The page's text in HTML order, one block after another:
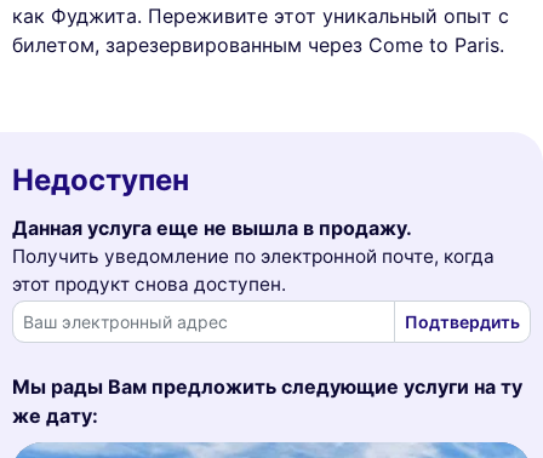
как Фуджита. Переживите этот уникальный опыт с
билетом, зарезервированным через Come to Paris.
Недоступен
Данная услуга еще не вышла в продажу.
Получить уведомление по электронной почте, когда
этот продукт снова доступен.
Подтвердить
Мы рады Вам предложить следующие услуги на ту
же дату: